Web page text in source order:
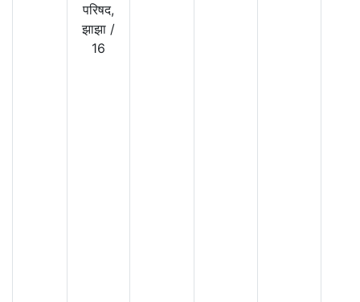
परिषद,
झाझा /
16